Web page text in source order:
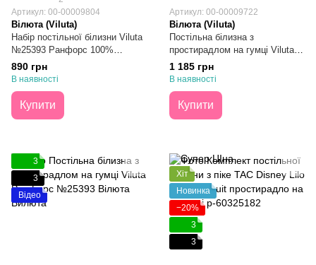
Артикул: 00-00009804
Вілюта (Viluta)
Набір постільної білизни Viluta
№25393 Ранфорс 100%
Бавовна Півтораспальний
890 грн
В наявності
Купити
Артикул: 00-00009722
Вілюта (Viluta)
Постільна білизна з
простирадлом на гумці Viluta
Ранфорс №25393 Двоспальна
1 185 грн
В наявності
Купити
3
3
Відео
Хіт
Новинка
−20%
3
3